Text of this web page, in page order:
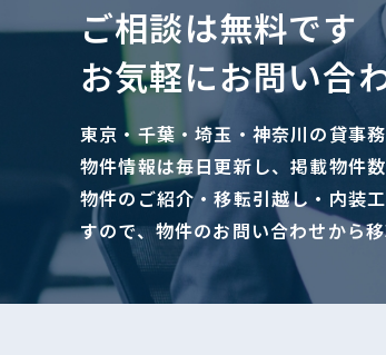
ご相談は無料です
お気軽にお問い合
東京・千葉・埼玉・神奈川の貸事
物件情報は毎日更新し、掲載物件
物件のご紹介・移転引越し・内装
すので、物件のお問い合わせから